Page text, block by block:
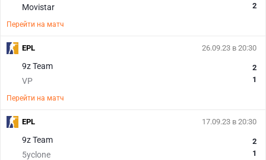
Movistar
2
Перейти на матч
26.09.23 в 20:30
9z Team
VP
2
1
Перейти на матч
EPL
17.09.23 в 20:30
9z Team
5yclone
2
1
EPL